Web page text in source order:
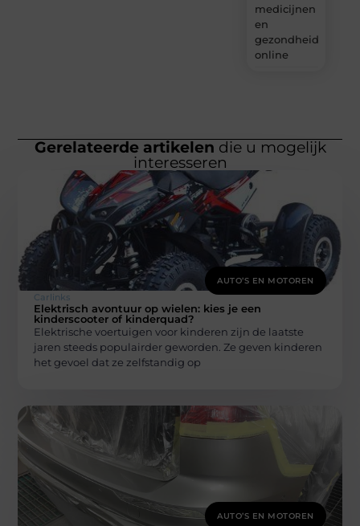
medicijnen
en
online
Gerelateerde artikelen die u mogelijk
interesseren
AUTO’S EN MOTOREN
Carlinks
Elektrisch avontuur op wielen: kies je een
kinderscooter of kinderquad?
Elektrische voertuigen voor kinderen zijn de laatste
jaren steeds populairder geworden. Ze geven kinderen
het gevoel dat ze zelfstandig op
AUTO’S EN MOTOREN